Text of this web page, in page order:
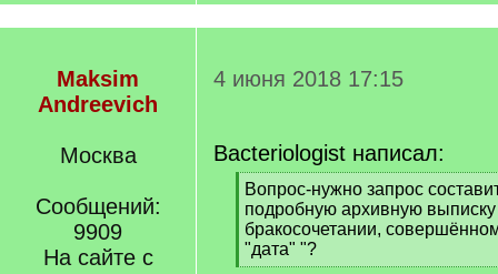
Maksim
Andreevich
Москва
Сообщений:
9909
На сайте с
4 июня 2018 17:15
Bacteriologist написал:
[
q
]
Вопрос-нужно запрос
подробную архивную выписку
бракосочетании,
"дата" "?
[